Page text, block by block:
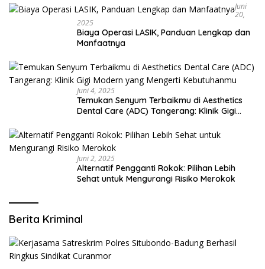
Juni
20,
2025
Biaya Operasi LASIK, Panduan Lengkap dan
Manfaatnya
Juni 4, 2025
Temukan Senyum Terbaikmu di Aesthetics
Dental Care (ADC) Tangerang: Klinik Gigi
Juni 2, 2025
Alternatif Pengganti Rokok: Pilihan Lebih
Sehat untuk Mengurangi Risiko Merokok
Berita Kriminal